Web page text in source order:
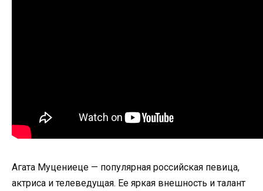
Агата Муцениеце — популярная российская певица,
актриса и телеведущая. Ее яркая внешность и талант